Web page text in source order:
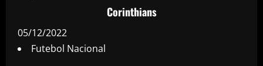
Corinthians
05/12/2022
Futebol Nacional